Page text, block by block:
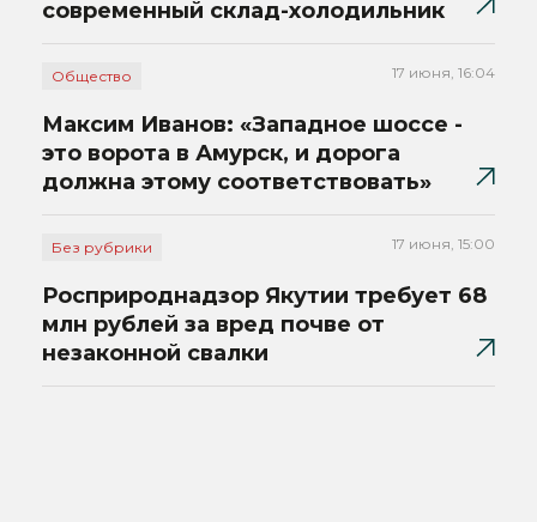
современный склад-холодильник
Общество 17 июня, 16:04
Максим Иванов: «Западное шоссе -
это ворота в Амурск, и дорога
должна этому соответствовать»
Без рубрики 17 июня, 15:00
Росприроднадзор Якутии требует 68
млн рублей за вред почве от
незаконной свалки